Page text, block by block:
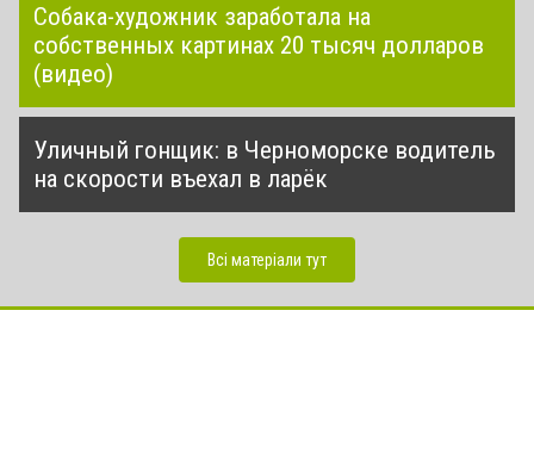
Собака-художник заработала на
собственных картинах 20 тысяч долларов
(видео)
Уличный гонщик: в Черноморске водитель
на скорости въехал в ларёк
Всі матеріали тут